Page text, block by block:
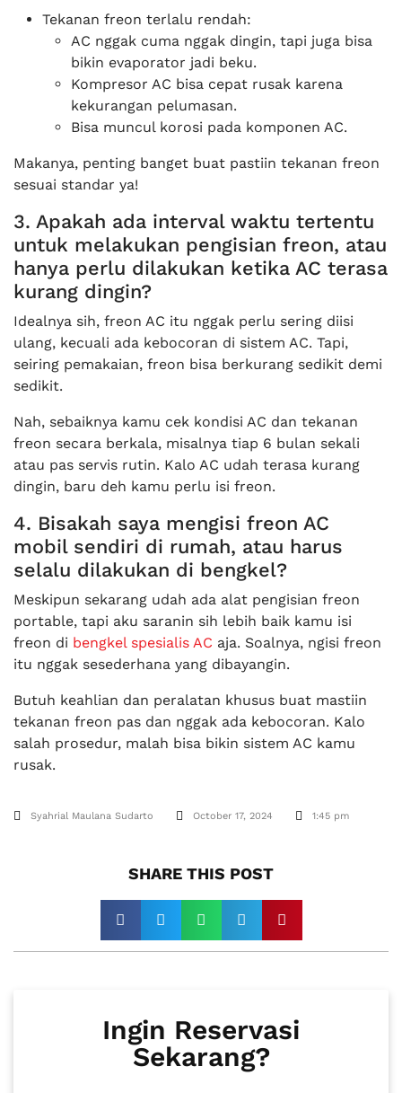
Tekanan freon terlalu rendah:
AC nggak cuma nggak dingin, tapi juga bisa
bikin evaporator jadi beku.
Kompresor AC bisa cepat rusak karena
kekurangan pelumasan.
Bisa muncul korosi pada komponen AC.
Makanya, penting banget buat pastiin tekanan freon
sesuai standar ya!
3. Apakah ada interval waktu tertentu
untuk melakukan pengisian freon, atau
hanya perlu dilakukan ketika AC terasa
kurang dingin?
Idealnya sih, freon AC itu nggak perlu sering diisi
ulang, kecuali ada kebocoran di sistem AC. Tapi,
seiring pemakaian, freon bisa berkurang sedikit demi
sedikit.
Nah, sebaiknya kamu cek kondisi AC dan tekanan
freon secara berkala, misalnya tiap 6 bulan sekali
atau pas servis rutin. Kalo AC udah terasa kurang
dingin, baru deh kamu perlu isi freon.
4. Bisakah saya mengisi freon AC
mobil sendiri di rumah, atau harus
selalu dilakukan di bengkel?
Meskipun sekarang udah ada alat pengisian freon
portable, tapi aku saranin sih lebih baik kamu isi
freon di bengkel spesialis AC aja. Soalnya, ngisi freon
itu nggak sesederhana yang dibayangin.
Butuh keahlian dan peralatan khusus buat mastiin
tekanan freon pas dan nggak ada kebocoran. Kalo
salah prosedur, malah bisa bikin sistem AC kamu
rusak.
Syahrial Maulana Sudarto October 17, 2024 1:45 pm
SHARE THIS POST​
Ingin Reservasi
Sekarang?